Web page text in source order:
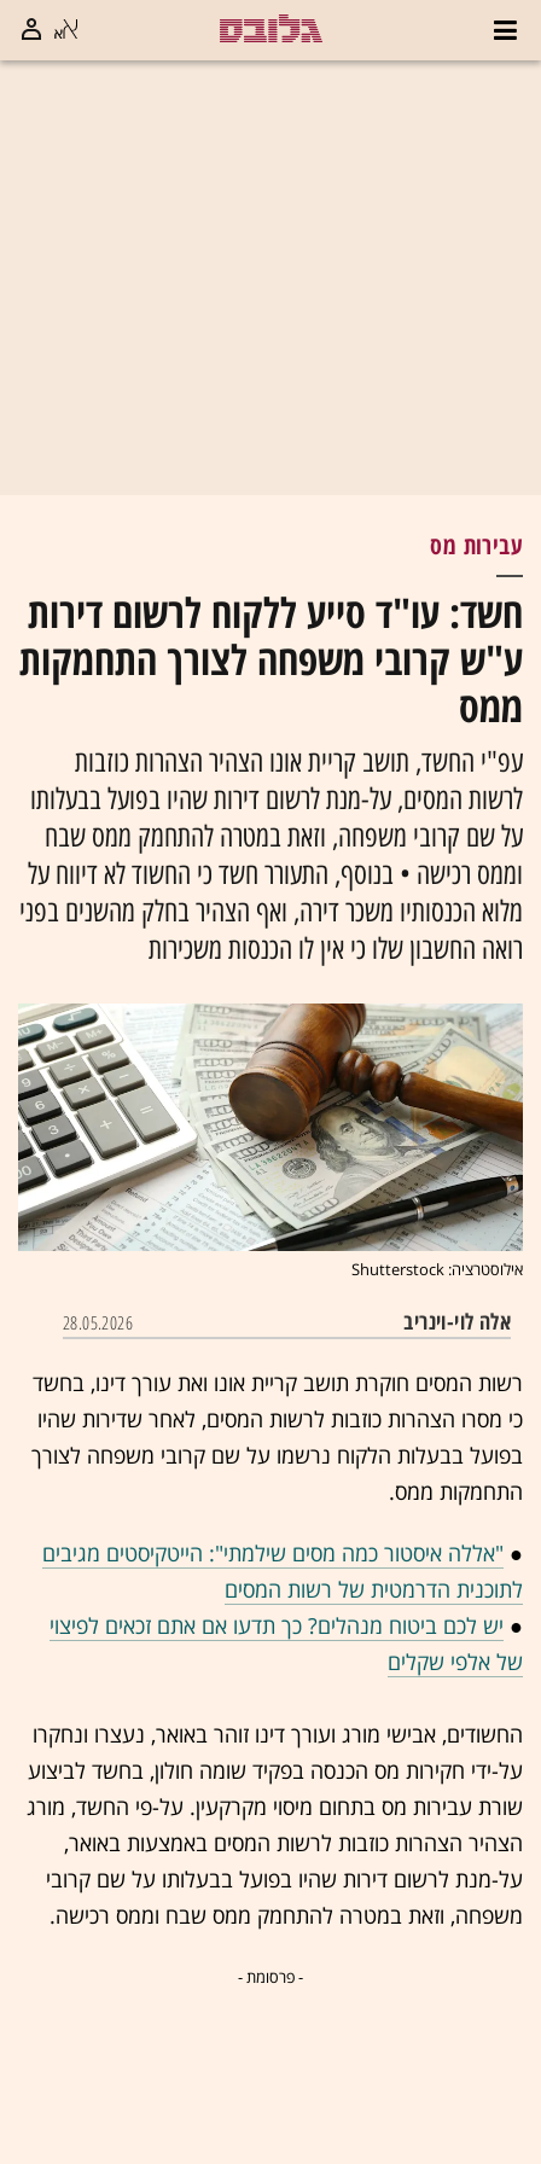
עבירות מס
חשד: עו"ד סייע ללקוח לרשום דירות
ע"ש קרובי משפחה לצורך התחמקות
ממס
עפ"י החשד, תושב קריית אונו הצהיר הצהרות כוזבות
לרשות המסים, על-מנת לרשום דירות שהיו בפועל בבעלותו
על שם קרובי משפחה, וזאת במטרה להתחמק ממס שבח
וממס רכישה • בנוסף, התעורר חשד כי החשוד לא דיווח על
מלוא הכנסותיו משכר דירה, ואף הצהיר בחלק מהשנים בפני
רואה החשבון שלו כי אין לו הכנסות משכירות
אילוסטרציה: Shutterstock
אלה לוי-וינריב 28.05.2026
רשות המסים חוקרת תושב קריית אונו ואת עורך דינו, בחשד
כי מסרו הצהרות כוזבות לרשות המסים, לאחר שדירות שהיו
בפועל בבעלות הלקוח נרשמו על שם קרובי משפחה לצורך
התחמקות ממס.
● "אללה איסטור כמה מסים שילמתי": הייטקיסטים מגיבים
לתוכנית הדרמטית של רשות המסים
● יש לכם ביטוח מנהלים? כך תדעו אם אתם זכאים לפיצוי
של אלפי שקלים
החשודים, אבישי מורג ועורך דינו זוהר באואר, נעצרו ונחקרו
על-ידי חקירות מס הכנסה בפקיד שומה חולון, בחשד לביצוע
שורת עבירות מס בתחום מיסוי מקרקעין. על-פי החשד, מורג
הצהיר הצהרות כוזבות לרשות המסים באמצעות באואר,
על-מנת לרשום דירות שהיו בפועל בבעלותו על שם קרובי
משפחה, וזאת במטרה להתחמק ממס שבח וממס רכישה.
- פרסומת -